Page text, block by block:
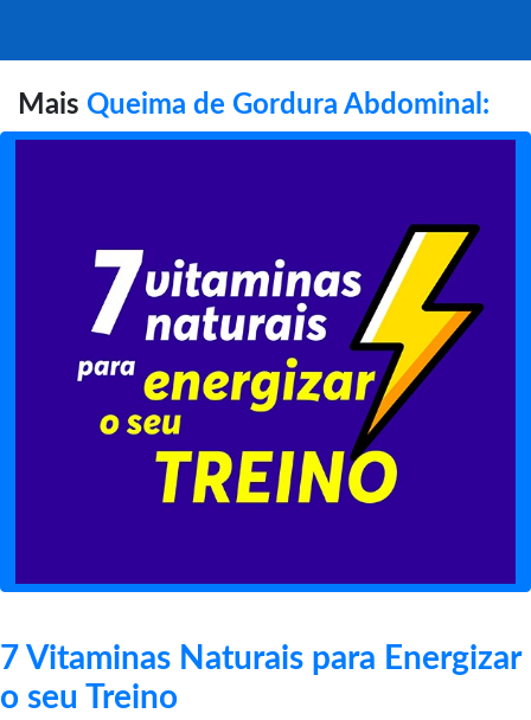
Mais Queima de Gordura Abdominal:
7 Vitaminas Naturais para Energizar
o seu Treino